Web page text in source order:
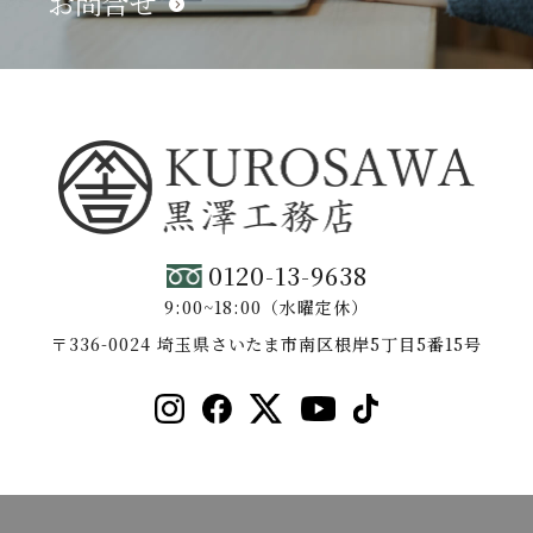
0120-13-9638
9:00~18:00（水曜定休）
〒336-0024 埼玉県さいたま市南区根岸5丁目5番15号